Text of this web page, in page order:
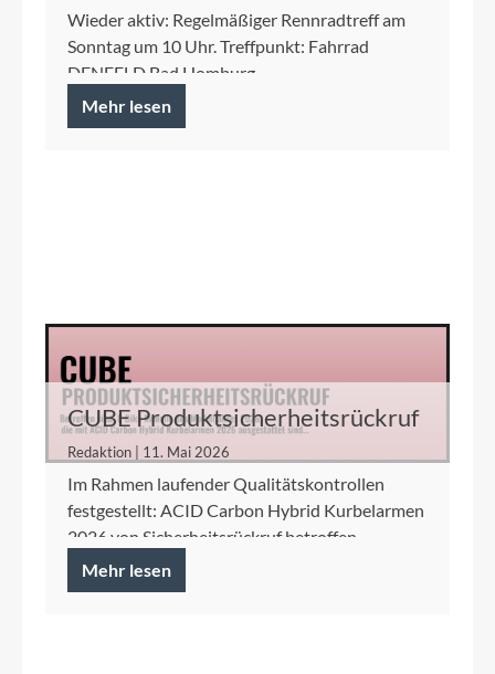
Wieder aktiv: Regelmäßiger Rennradtreff am
Sonntag um 10 Uhr. Treffpunkt: Fahrrad
DENFELD Bad Homburg
Mehr lesen
CUBE Produktsicherheitsrückruf
ACID Carbon Hybrid Kurbelarme
Redaktion | 11. Mai 2026
Im Rahmen laufender Qualitätskontrollen
festgestellt: ACID Carbon Hybrid Kurbelarmen
2026 von Sicherheitsrückruf betroffen.
Mehr lesen